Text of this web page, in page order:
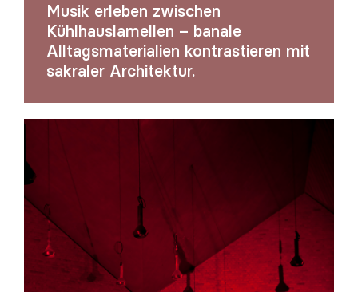
Musik erleben zwischen
Kühlhauslamellen – banale
Alltagsmaterialien kontrastieren mit
sakraler Architektur.